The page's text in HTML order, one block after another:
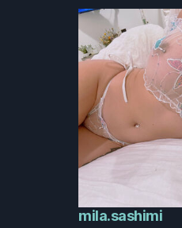
mila.sashimi